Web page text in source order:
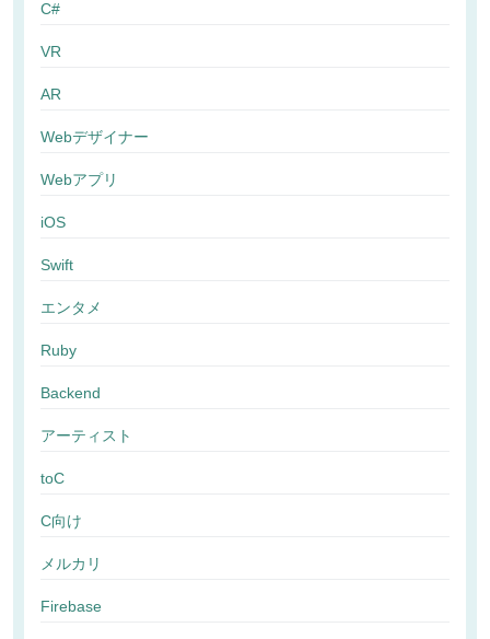
C#
VR
AR
Webデザイナー
Webアプリ
iOS
Swift
エンタメ
Ruby
Backend
アーティスト
toC
C向け
メルカリ
Firebase